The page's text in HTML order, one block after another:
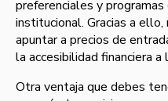
preferenciales y
institucional. Gracias a
apuntar a precios de
la accesibilidad financiera a
Otra ventaja que debes